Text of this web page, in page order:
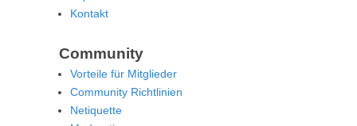
Kontakt
Community
Vorteile für Mitglieder
Community Richtlinien
Netiquette